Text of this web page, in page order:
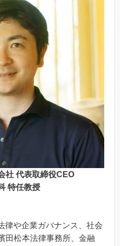
社 代表取締役CEO
特任教授
律や企業ガバナンス、社会
田松本法律事務所、金融